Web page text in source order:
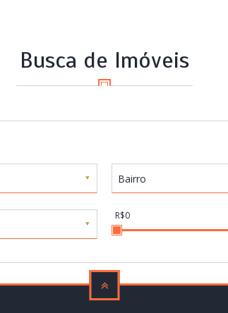
Busca de Imóveis
Bairro
R$0